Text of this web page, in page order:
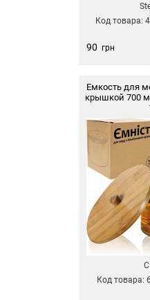
Код товара:
90 грн
Емкость для
крышкой 700
Код товара: